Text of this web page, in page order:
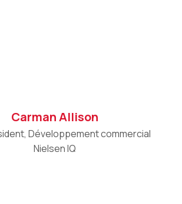
Carman Allison
Développement commercial
Nielsen IQ